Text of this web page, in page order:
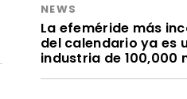
NEWS
La efeméride más
del calendario ya es
industria de 100,000